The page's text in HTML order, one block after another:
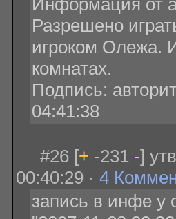
Информация от
Разрешено
игроком Олежа.
комнатах.
Подпись:
04:41:38
#26 [+ -231 -]
00:40:29 · 4
запись в инфе у